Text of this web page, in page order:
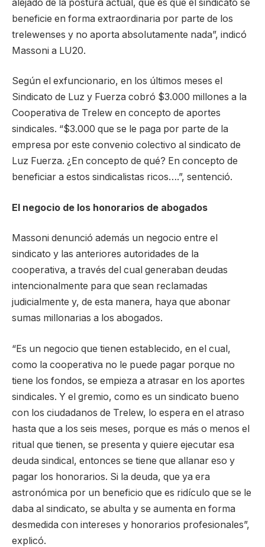
alejado de la postura actual, que es que el sindicato se
beneficie en forma extraordinaria por parte de los
trelewenses y no aporta absolutamente nada”, indicó
Massoni a LU20.
Según el exfuncionario, en los últimos meses el
Sindicato de Luz y Fuerza cobró $3.000 millones a la
Cooperativa de Trelew en concepto de aportes
sindicales. “$3.000 que se le paga por parte de la
empresa por este convenio colectivo al sindicato de
Luz Fuerza. ¿En concepto de qué? En concepto de
beneficiar a estos sindicalistas ricos….”, sentenció.
El negocio de los honorarios de abogados
Massoni denunció además un negocio entre el
sindicato y las anteriores autoridades de la
cooperativa, a través del cual generaban deudas
intencionalmente para que sean reclamadas
judicialmente y, de esta manera, haya que abonar
sumas millonarias a los abogados.
“Es un negocio que tienen establecido, en el cual,
como la cooperativa no le puede pagar porque no
tiene los fondos, se empieza a atrasar en los aportes
sindicales. Y el gremio, como es un sindicato bueno
con los ciudadanos de Trelew, lo espera en el atraso
hasta que a los seis meses, porque es más o menos el
ritual que tienen, se presenta y quiere ejecutar esa
deuda sindical, entonces se tiene que allanar eso y
pagar los honorarios. Si la deuda, que ya era
astronómica por un beneficio que es ridículo que se le
daba al sindicato, se abulta y se aumenta en forma
desmedida con intereses y honorarios profesionales”,
explicó.